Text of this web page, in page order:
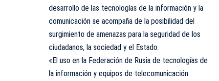
desarrollo de las tecnologías de la información y la
comunicación se acompaña de la posibilidad del
surgimiento de amenazas para la seguridad de los
ciudadanos, la sociedad y el Estado.
«El uso en la Federación de Rusia de tecnologías de
la información y equipos de telecomunicación